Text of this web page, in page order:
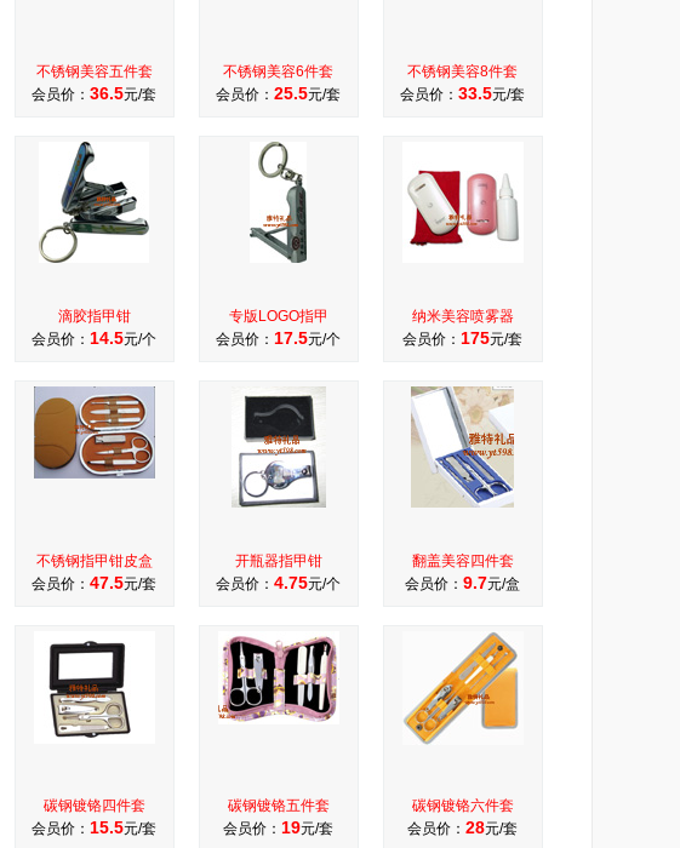
不锈钢美容五件套
会员价： 36.5元/套
不锈钢美容6件套
会员价： 25.5元/套
不锈钢美容8件套
会员价： 33.5元/套
滴胶指甲钳
会员价： 14.5元/个
专版LOGO指甲
会员价： 17.5元/个
纳米美容喷雾器
会员价： 175元/套
不锈钢指甲钳皮盒
会员价： 47.5元/套
开瓶器指甲钳
会员价： 4.75元/个
翻盖美容四件套
会员价： 9.7元/盒
碳钢镀铬四件套
会员价： 15.5元/套
碳钢镀铬五件套
会员价： 19元/套
碳钢镀铬六件套
会员价： 28元/套